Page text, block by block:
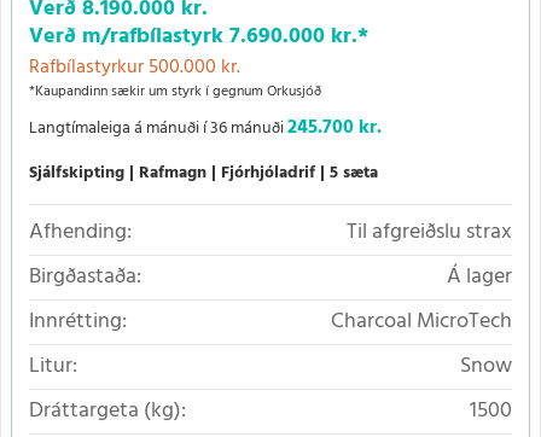
Verð8.190.000 kr.
Verð m/rafbílastyrk7.690.000 kr.*
Rafbílastyrkur 500.000 kr.
*Kaupandinn sækir um styrk í gegnum Orkusjóð
Langtímaleiga á mánuði í 36 mánuði245.700 kr.
Sjálfskipting Rafmagn Fjórhjóladrif 5 sæta
Afhending:
Til afgreiðslu strax
Birgðastaða:
Á lager
Innrétting:
Charcoal MicroTech
Litur:
Snow
Dráttargeta (kg):
1500